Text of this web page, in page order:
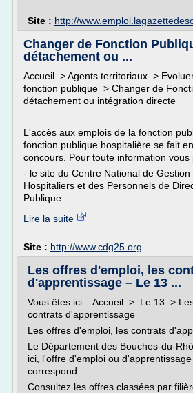
Site : http://
Changer de Fonction
détachement ou ...
Accueil > Agents territoriaux >
fonction publique > Changer de
détachement ou intégration directe
L'accès aux emplois de la fonction
fonction publique hospitalière se fait
concours. Pour toute information vous
- le site du Centre National de
Hospitaliers et des Personnels de
Publique...
Lire la suite
Site : http://www.cdg25.org
Les offres d'emploi, les
d'apprentissage – Le 13 ...
Vous êtes ici : Accueil > Le 13 >
contrats d'apprentissage
Les offres d'emploi, les contrats
Le Département des Bouches-du-
ici, l'offre d'emploi ou
correspond.
Consultez les offres classées par